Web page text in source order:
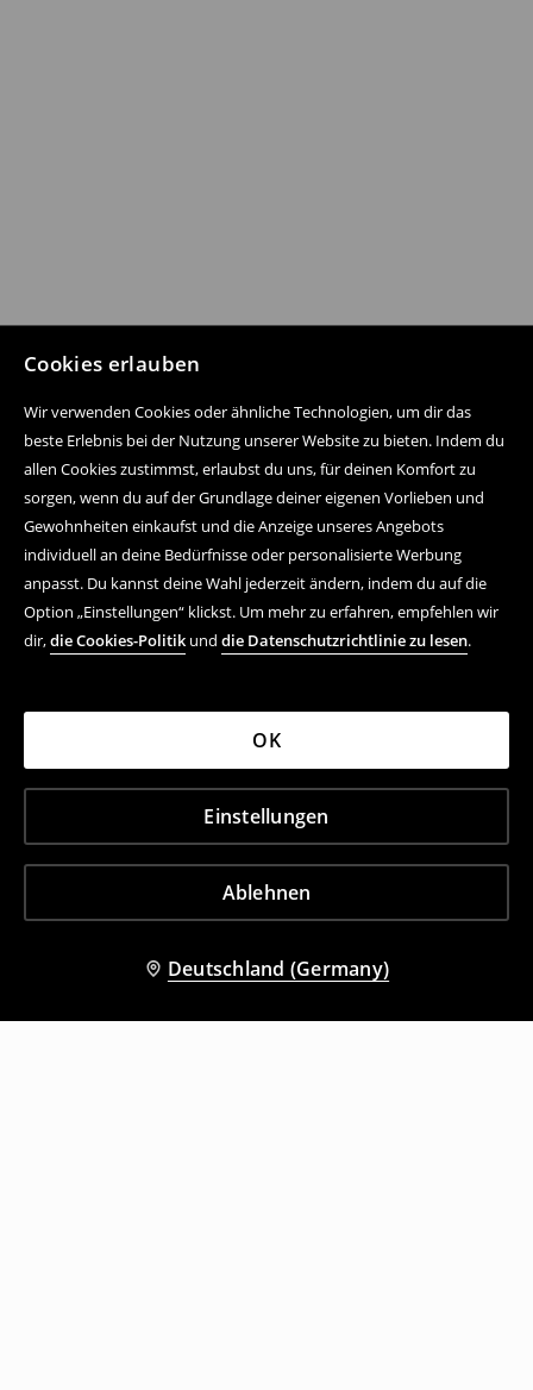
Cookies erlauben
Wir verwenden Cookies oder ähnliche Technologien, um dir das
beste Erlebnis bei der Nutzung unserer Website zu bieten. Indem du
allen Cookies zustimmst, erlaubst du uns, für deinen Komfort zu
sorgen, wenn du auf der Grundlage deiner eigenen Vorlieben und
Gewohnheiten einkaufst und die Anzeige unseres Angebots
individuell an deine Bedürfnisse oder personalisierte Werbung
anpasst. Du kannst deine Wahl jederzeit ändern, indem du auf die
Option „Einstellungen“ klickst. Um mehr zu erfahren, empfehlen wir
dir,die Cookies-Politik und die Datenschutzrichtlinie zu lesen.
Ablehnen
Einstellungen
OK
Deutschland (Germany)